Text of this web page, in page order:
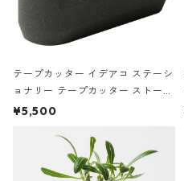
テープカッター イデアコ ステーシ
ョナリー テープカッター ストーン
サンドカラー 石調 ideaco Station
¥5,500